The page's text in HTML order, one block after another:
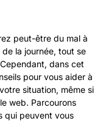
peut-être du mal à
la journée, tout se
dans cet
pour vous aider à
situation, même si
web. Parcourons
qui peuvent vous